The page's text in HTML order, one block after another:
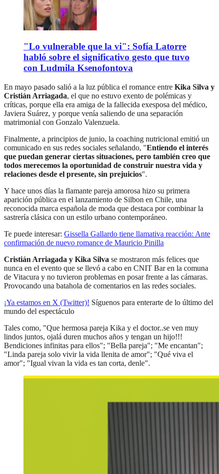
"Lo vulnerable que la vi": Sofía Latorre
habló sobre el significativo gesto que tuvo
con Ludmila Ksenofontova
En mayo pasado salió a la luz pública el romance entre Kika Silva y
Cristián Arriagada, el que no estuvo exento de polémicas y
críticas, porque ella era amiga de la fallecida exesposa del médico,
Javiera Suárez, y porque venía saliendo de una separación
matrimonial con Gonzalo Valenzuela.
Finalmente, a principios de junio, la coaching nutricional emitió un
comunicado en sus redes sociales señalando, "Entiendo el interés
que puedan generar ciertas situaciones, pero también creo que
todos merecemos la oportunidad de construir nuestra vida y
relaciones desde el presente, sin prejuicios".
Y hace unos días la flamante pareja amorosa hizo su primera
aparición pública en el lanzamiento de Silbon en Chile, una
reconocida marca española de moda que destaca por combinar la
sastrería clásica con un estilo urbano contemporáneo.
Te puede interesar: Gissella Gallardo tiene llamativa reacción: Ante
confirmación de nuevo romance de Mauricio Pinilla
Cristián Arriagada y Kika Silva se mostraron más felices que
nunca en el evento que se llevó a cabo en CNIT Bar en la comuna
de Vitacura y no tuvieron problemas en posar frente a las cámaras.
Provocando una batahola de comentarios en las redes sociales.
¡Ya estamos en X (Twitter)! Síguenos para enterarte de lo último del
mundo del espectáculo
Tales como, "Que hermosa pareja Kika y el doctor..se ven muy
lindos juntos, ojalá duren muchos años y tengan un hijo!!!
Bendiciones infinitas para ellos"; "Bella pareja"; "Me encantan";
"Linda pareja solo vivir la vida llenita de amor"; "Qué viva el
amor"; "Igual vivan la vida es tan corta, denle".